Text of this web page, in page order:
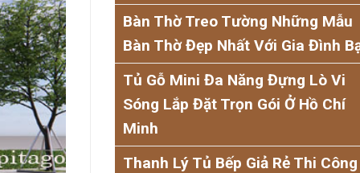
Bàn Thờ Treo Tường Những Mẫu
Bàn Thờ Đẹp Nhất Với Gia Đình
Tủ Gỗ Mini Đa Năng Đựng Lò Vi
Sóng Lắp Đặt Trọn Gói Ở Hồ Chí
Minh
Thanh Lý Tủ Bếp Giả Rẻ Thi Công